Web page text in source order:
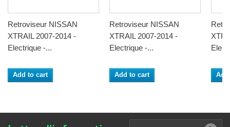
Retroviseur NISSAN
XTRAIL 2007-2014 -
Electrique -...
Add to cart
Retroviseur NISSAN
XTRAIL 2007-2014 -
Electrique -...
Add to cart